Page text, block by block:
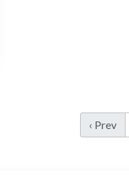
‹ Prev